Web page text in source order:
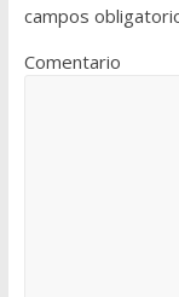
campos
Comentario